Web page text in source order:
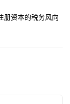
册资本的税务风向